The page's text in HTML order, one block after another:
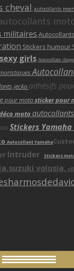
cheval,autocollants
militaires,
,Stickers humour
girls,Autocollant
jecko adhésifs
pour motosticker pour
moto
Stickers Yamaha
Autocollant Yamaha
Intruder Stickers
volusia,